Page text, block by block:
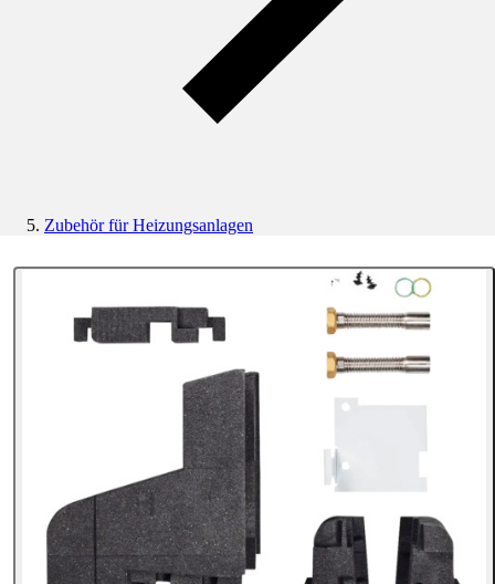
Zubehör für Heizungsanlagen